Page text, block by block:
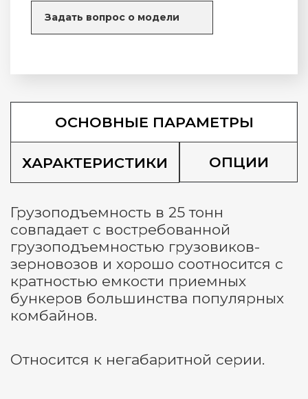
Задать вопрос о модели
ОСНОВНЫЕ ПАРАМЕТРЫ
ХАРАКТЕРИСТИКИ ОПЦИИ
Грузоподъемность в 25 тонн
совпадает с востребованной
грузоподъемностью грузовиков-
зерновозов и хорошо соотносится с
кратностью емкости приемных
бункеров большинства популярных
комбайнов.
Относится к негабаритной серии.